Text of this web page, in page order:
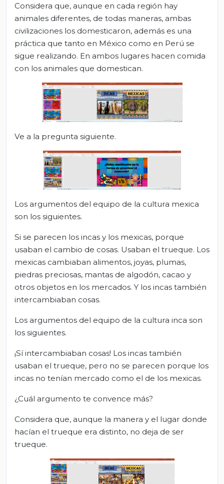
Considera que, aunque en cada región hay
animales diferentes, de todas maneras, ambas
civilizaciones los domesticaron, además es una
práctica que tanto en México como en Perú se
sigue realizando. En ambos lugares hacen comida
con los animales que domestican.
Ve a la pregunta siguiente.
Los argumentos del equipo de la cultura mexica
son los siguientes.
Si se parecen los incas y los mexicas, porque
usaban el cambio de cosas. Usaban el trueque. Los
mexicas cambiaban alimentos, joyas, plumas,
piedras preciosas, mantas de algodón, cacao y
otros objetos en los mercados. Y los incas también
intercambiaban cosas.
Los argumentos del equipo de la cultura inca son
los siguientes.
¡Sí intercambiaban cosas! Los incas también
usaban el trueque, pero no se parecen porque los
incas no tenían mercado como el de los mexicas.
¿Cuál argumento te convence más?
Considera que, aunque la manera y el lugar donde
hacían el trueque era distinto, no deja de ser
trueque.